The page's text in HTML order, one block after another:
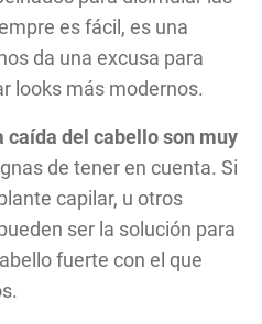
es fácil, es una
da una excusa para
looks más modernos.
caída del cabello son muy
de tener en cuenta. Si
capilar, u otros
ser la solución para
fuerte con el que